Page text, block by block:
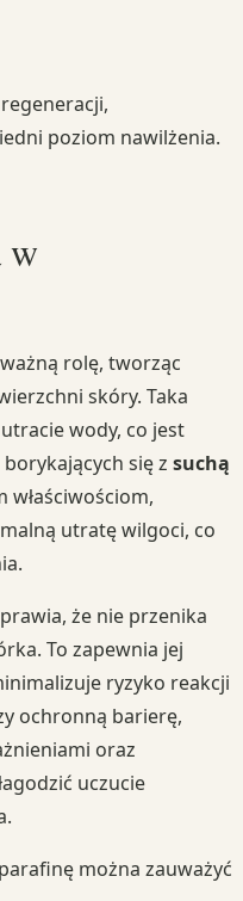
poziom nawilżenia.
w
rolę, tworząc
skóry. Taka
wody, co jest
się z suchą
właściwościom,
utratę wilgoci, co
że nie przenika
To zapewnia jej
ryzyko reakcji
ochronną barierę,
oraz
uczucie
można zauważyć